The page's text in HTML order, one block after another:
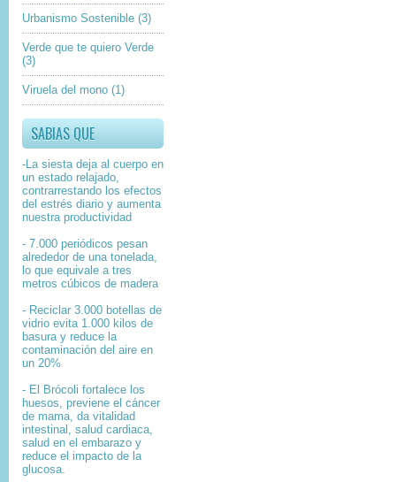
Urbanismo Sostenible (3)
Verde que te quiero Verde
(3)
Viruela del mono (1)
SABIAS QUE
-La siesta deja al cuerpo en
un estado relajado,
contrarrestando los efectos
del estrés diario y aumenta
nuestra productividad
- 7.000 periódicos pesan
alrededor de una tonelada,
lo que equivale a tres
metros cúbicos de madera
- Reciclar 3.000 botellas de
vidrio evita 1.000 kilos de
basura y reduce la
contaminación del aire en
un 20%
- El Brócoli fortalece los
huesos, previene el cáncer
de mama, da vitalidad
intestinal, salud cardiaca,
salud en el embarazo y
reduce el impacto de la
glucosa.